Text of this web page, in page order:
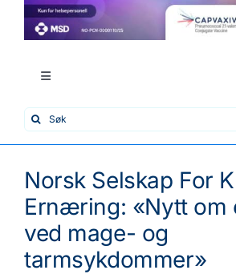
Toggle
Hjem
Nytt fra fagmiljøene
Search
for:
Norsk Selskap For
Ernæring: «Nytt
ved mage- og
tarmsykdommer»